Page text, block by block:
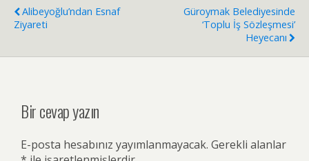
Alibeyoğlu’ndan Esnaf
Ziyareti
Güroymak Belediyesinde
‘Toplu İş Sözleşmesi’
Heyecanı
Bir cevap yazın
E-posta hesabınız yayımlanmayacak. Gerekli alanlar